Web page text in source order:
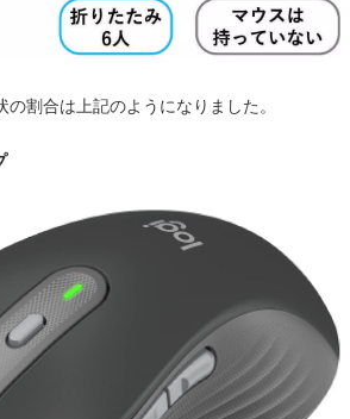
割合は上記のようになりました。